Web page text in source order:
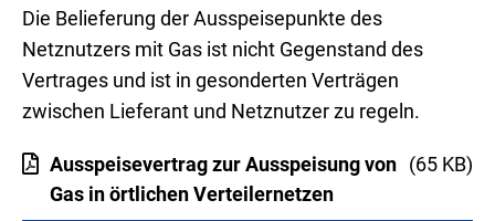
Die Belieferung der Ausspeisepunkte des
Netznutzers mit Gas ist nicht Gegenstand des
Vertrages und ist in gesonderten Verträgen
zwischen Lieferant und Netznutzer zu regeln.
Ausspeisevertrag zur Ausspeisung von
Gas in örtlichen Verteilernetzen
(65 KB)